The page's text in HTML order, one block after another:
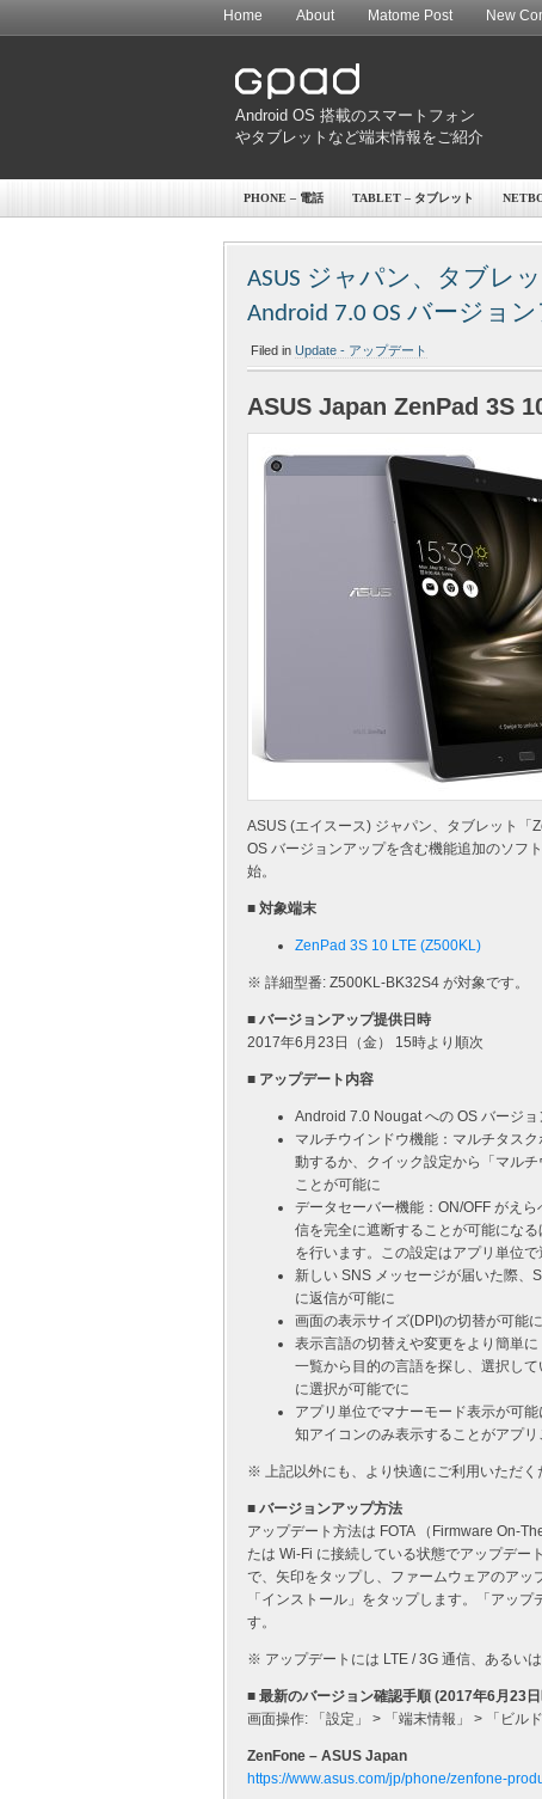
Home About Matome Post New
Android OS 搭載のスマートフォン
やタブレットなど端末情報をご紹介
PHONE – 電話 TABLET – タブレット
ASUS ジャパン、タブレッ
Android 7.0 OS バージョ
Filed in Update - アップデート
ASUS Japan ZenPad 3S
ASUS (エイスース) ジャパン、タブレット
OS バージョンアップを含む機能追加のソフ
始。
■ 対象端末
ZenPad 3S 10 LTE (Z500KL)
※ 詳細型番: Z500KL-BK32S4 が対象です。
■ バージョンアップ提供日時
2017年6月23日（金） 15時より順次
■ アップデート内容
Android 7.0 Nougat への OS バージョ
マルチウインドウ機能：マルチタス
動するか、クイック設定から「マル
ことが可能に
データセーバー機能：ON/OFF がえ
信を完全に遮断することが可能にな
を行います。この設定はアプリ単位
新しい SNS メッセージが届いた際、
に返信が可能に
画面の表示サイズ(DPI)の切替が可能
表示言語の切替えや変更をより簡単
一覧から目的の言語を探し、選択し
に選択が可能でに
アプリ単位でマナーモード表示が可
知アイコンのみ表示することがアプ
※ 上記以外にも、より快適にご利用いただく
■ バージョンアップ方法
アップデート方法は FOTA （Firmware On-
たは Wi-Fi に接続している状態でアップデー
で、矢印をタップし、ファームウェアのアッ
「インストール」をタップします。「アッ
す。
※ アップデートには LTE / 3G 通信、あるい
■ 最新のバージョン確認手順 (2017年6月23
画面操作: 「設定」 > 「端末情報」 > 「ビル
ZenFone – ASUS Japan
https://www.asus.com/jp/phone/zenfone-